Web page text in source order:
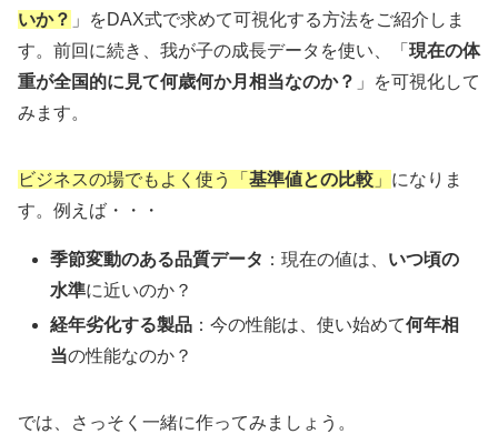
いか？ 」をDAX式で求めて可視化する方法をご紹介しま
す。前回に続き、我が子の成長データを使い、「 現在の体
重が全国的に見て何歳何か月相当なのか？ 」を可視化して
みます。
ビジネスの場でもよく使う「 基準値との比較 」 になりま
す。例えば・・・
季節変動のある品質データ ：現在の値は、 いつ頃の
水準に近いのか？
経年劣化する製品 ：今の性能は、使い始めて何年相
当の性能なのか？
では、さっそく一緒に作ってみましょう。